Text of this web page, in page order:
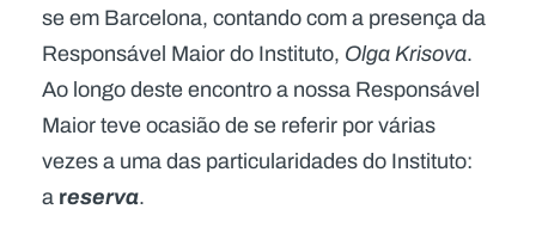
se em Barcelona, contando com a presença da
Responsável Maior do Instituto, Olga Krisova.
Ao longo deste encontro a nossa Responsável
Maior teve ocasião de se referir por várias
vezes a uma das particularidades do Instituto:
areserva.